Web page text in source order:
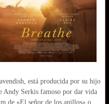
está producida por su hijo
Andy Serkis famoso por dar vida
de «El señor de los anillos» o